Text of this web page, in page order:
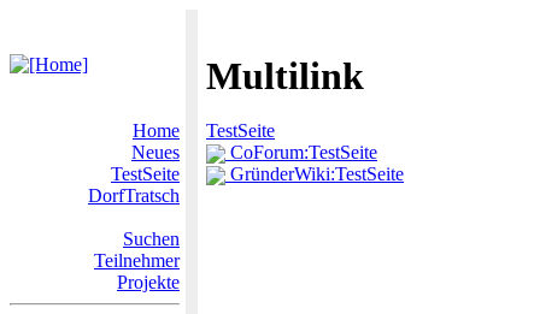
Multilink
Home
Neues
TestSeite
DorfTratsch
Suchen
Teilnehmer
Projekte
TestSeite
CoForum:TestSeite
GründerWiki:TestSeite